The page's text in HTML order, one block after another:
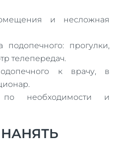
и несложная
прогулки,
телепередач.
к врачу, в
необходимости и